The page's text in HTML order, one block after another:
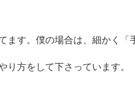
ます。僕の場合は、細かく「
方をして下さっています。